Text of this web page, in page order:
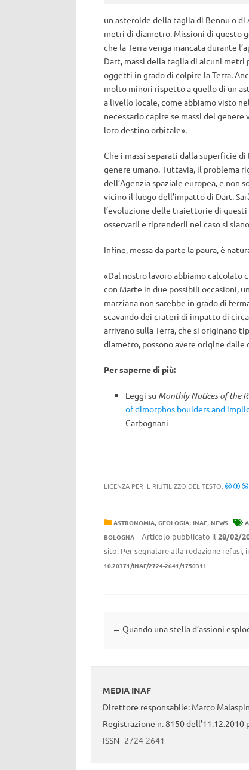
un asteroide della taglia di Bennu o
metri di diametro. Missioni di questo
che la Terra venga mancata durante
Dart, massi della taglia di alcuni metri
oggetti in grado di colpire la Terra.
molto minori rispetto a quello di un
a livello locale, come abbiamo visto
necessario capire se massi del
loro destino orbitale».
Che i massi separati dalla superficie
genere umano. Tuttavia, il problema
dell’Agenzia spaziale europea, e non
vicino il luogo dell’impatto di Dart.
l’evoluzione delle traiettorie di questi
osservarli e riprenderli nel caso si
Infine, messa da parte la paura, è
«Dal nostro lavoro abbiamo calcolato
con Marte in due possibili occasioni,
marziana non sarebbe in grado di
scavando dei crateri di impatto di
arrivano sulla Terra, che si originano
diametro, possono avere origine dalle
Per saperne di più:
Leggi su Monthly Notices of the
of dimorphos boulders and
Carbognani
LICENZA PER IL RIUTILIZZO DEL TESTO:
ASTRONOMIA, GEOLOGIA, INAF, NEWS
BOLOGNA
Articolo pubblicato il 28/02/
sito. Per segnalare alla redazione refusi,
10.20371/INAF/2724-2641/1750311
Navigazione articolo
← Quando una stella d’assioni
MEDIA INAF
Direttore responsabile: Marco
Registrazione n. 8150
ISSN 2724-2641